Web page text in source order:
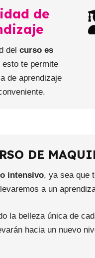
de
delcurso es
esto te permite
de aprendizaje
DE
intensivo, ya sea que
a un
la belleza única de
hacia un nuevo